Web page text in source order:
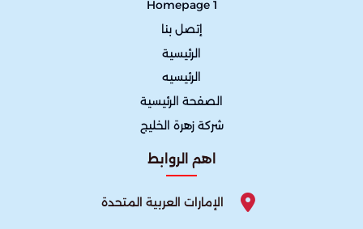
Homepage 1
إتصل بنا
الرئيسية
الرئيسيه
الصفحة الرئيسية
شركة زهرة الخليج
اهم الروابط
الإمارات العربية المتحدة